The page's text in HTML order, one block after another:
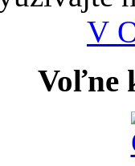
V
Voľne